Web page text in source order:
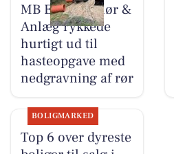
MB Entreprenør &
Anlæg rykkede
hurtigt ud til
hasteopgave med
nedgravning af rør
BOLIGMARKED
Top 6 over dyreste